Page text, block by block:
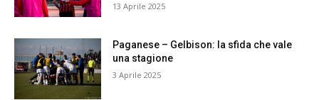
13 Aprile 2025
Paganese – Gelbison: la sfida che vale
una stagione
3 Aprile 2025